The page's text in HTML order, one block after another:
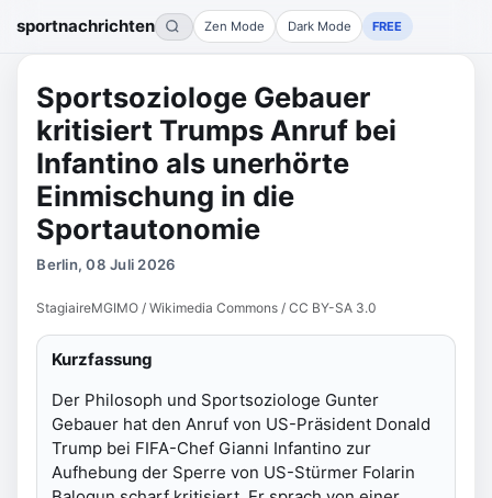
sportnachrichten Zen Mode Dark Mode FREE
Sportsoziologe Gebauer
kritisiert Trumps Anruf bei
Infantino als unerhörte
Einmischung in die
Sportautonomie
Berlin, 08 Juli 2026
StagiaireMGIMO / Wikimedia Commons / CC BY-SA 3.0
Kurzfassung
Der Philosoph und Sportsoziologe Gunter
Gebauer hat den Anruf von US-Präsident Donald
Trump bei FIFA-Chef Gianni Infantino zur
Aufhebung der Sperre von US-Stürmer Folarin